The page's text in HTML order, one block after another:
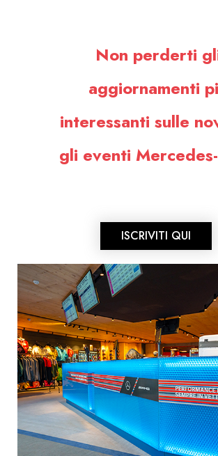
Non perderti
aggiornamenti
interessanti sulle
gli eventi
ISCRIVITI QUI